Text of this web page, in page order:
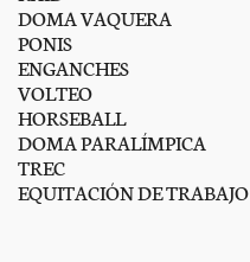
DOMA VAQUERA
PONIS
ENGANCHES
VOLTEO
HORSEBALL
DOMA PARALÍMPICA
TREC
EQUITACIÓN DE TRABAJO